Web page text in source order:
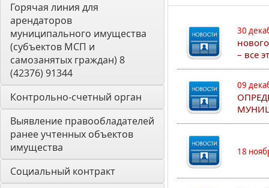
Горячая линия для
арендаторов
муниципального имущества
(субъектов МСП и
самозанятых граждан) 8
(42376) 91344
Контрольно-счетный орган
Выявление правообладателей
ранее учтенных объектов
имущества
Социальный контракт
30
– все
09
18